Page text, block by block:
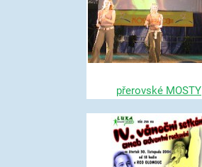
přerovské MOSTY